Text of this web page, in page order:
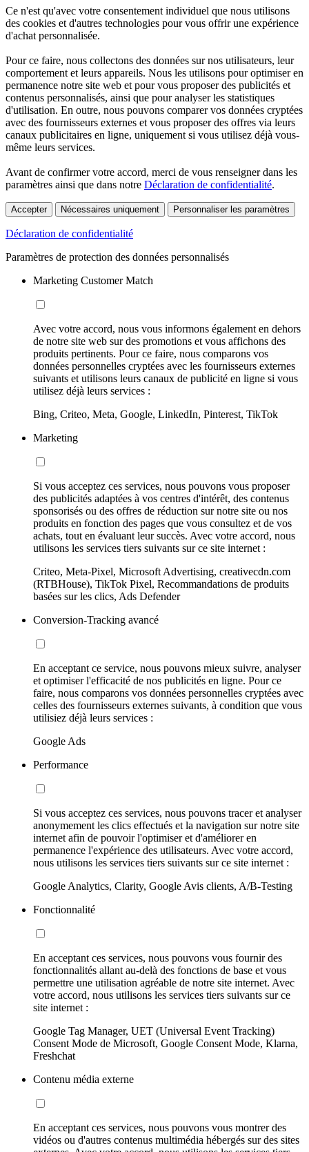
Ce n'est qu'avec votre consentement individuel que nous utilisons
des cookies et d'autres technologies pour vous offrir une expérience
d'achat personnalisée.
Pour ce faire, nous collectons des données sur nos utilisateurs, leur
comportement et leurs appareils. Nous les utilisons pour optimiser en
permanence notre site web et pour vous proposer des publicités et
contenus personnalisés, ainsi que pour analyser les statistiques
d'utilisation. En outre, nous pouvons comparer vos données cryptées
avec des fournisseurs externes et vous proposer des offres via leurs
canaux publicitaires en ligne, uniquement si vous utilisez déjà vous-
même leurs services.
Avant de confirmer votre accord, merci de vous renseigner dans les
paramètres ainsi que dans notre Déclaration de confidentialité.
Accepter Nécessaires uniquement Personnaliser les paramètres
Déclaration de confidentialité
Paramètres de protection des données personnalisés
Marketing Customer Match
Avec votre accord, nous vous informons également en dehors
de notre site web sur des promotions et vous affichons des
produits pertinents. Pour ce faire, nous comparons vos
données personnelles cryptées avec les fournisseurs externes
suivants et utilisons leurs canaux de publicité en ligne si vous
utilisez déjà leurs services :
Bing, Criteo, Meta, Google, LinkedIn, Pinterest, TikTok
Marketing
Si vous acceptez ces services, nous pouvons vous proposer
des publicités adaptées à vos centres d'intérêt, des contenus
sponsorisés ou des offres de réduction sur notre site ou nos
produits en fonction des pages que vous consultez et de vos
achats, tout en évaluant leur succès. Avec votre accord, nous
utilisons les services tiers suivants sur ce site internet :
Criteo, Meta-Pixel, Microsoft Advertising, creativecdn.com
(RTBHouse), TikTok Pixel, Recommandations de produits
basées sur les clics, Ads Defender
Conversion-Tracking avancé
En acceptant ce service, nous pouvons mieux suivre, analyser
et optimiser l'efficacité de nos publicités en ligne. Pour ce
faire, nous comparons vos données personnelles cryptées avec
celles des fournisseurs externes suivants, à condition que vous
utilisiez déjà leurs services :
Google Ads
Performance
Si vous acceptez ces services, nous pouvons tracer et analyser
anonymement les clics effectués et la navigation sur notre site
internet afin de pouvoir l'optimiser et d'améliorer en
permanence l'expérience des utilisateurs. Avec votre accord,
nous utilisons les services tiers suivants sur ce site internet :
Google Analytics, Clarity, Google Avis clients, A/B-Testing
Fonctionnalité
En acceptant ces services, nous pouvons vous fournir des
fonctionnalités allant au-delà des fonctions de base et vous
permettre une utilisation agréable de notre site internet. Avec
votre accord, nous utilisons les services tiers suivants sur ce
site internet :
Google Tag Manager, UET (Universal Event Tracking)
Consent Mode de Microsoft, Google Consent Mode, Klarna,
Freshchat
Contenu média externe
En acceptant ces services, nous pouvons vous montrer des
vidéos ou d'autres contenus multimédia hébergés sur des sites